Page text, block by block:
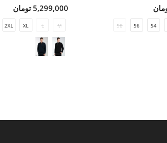
54
56
58
5,299,000 تومان
M
L
XL
2XL